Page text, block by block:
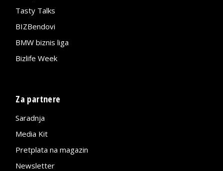
Tasty Talks
BIZBendovi
BMW biznis liga
Bizlife Week
Za partnere
Saradnja
Media Kit
Pretplata na magazin
Newsletter